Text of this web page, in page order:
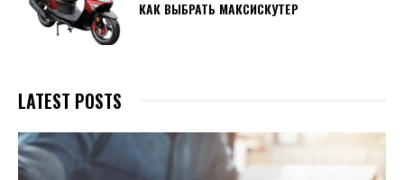
КАК ВЫБРАТЬ МАКСИСКУТЕР
LATEST POSTS